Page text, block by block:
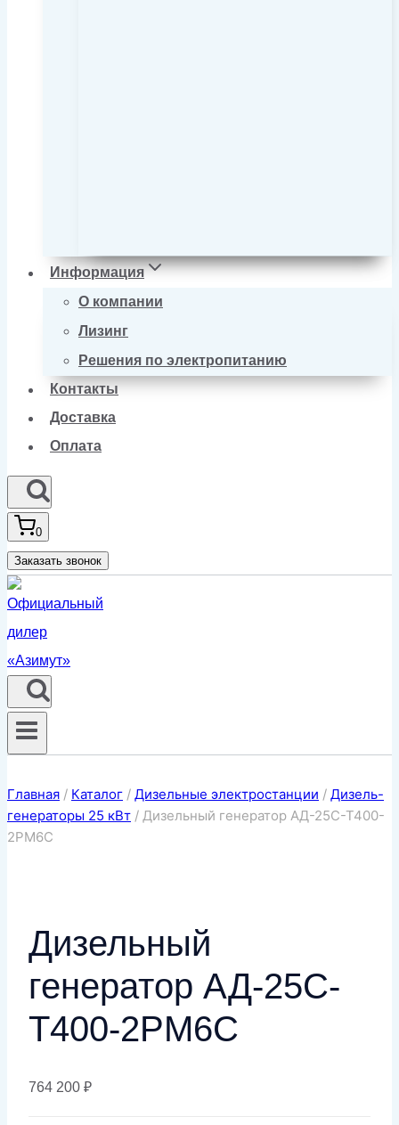
Информация
О компании
Лизинг
Решения по электропитанию
Контакты
Доставка
Оплата
0
Заказать звонок
Главная / Каталог / Дизельные электростанции / Дизель-
генераторы 25 кВт / Дизельный генератор АД-25С-Т400-
2РМ6C
Дизельный
генератор АД-25С-
Т400-2РМ6C
764 200 ₽